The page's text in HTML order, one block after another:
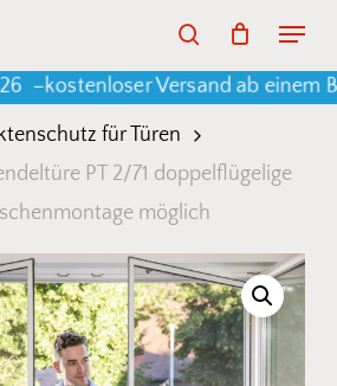
Menu
Cart
Versand ab einem
für Türen
PT 2/71 doppelflügelige
möglich